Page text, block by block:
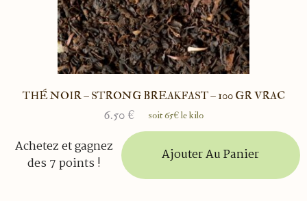
THÉ NOIR – STRONG BREAKFAST – 100 GR VRAC
6.50 € soit 65€ le kilo
Achetez et gagnez
des 7 points !
Ajouter Au Panier